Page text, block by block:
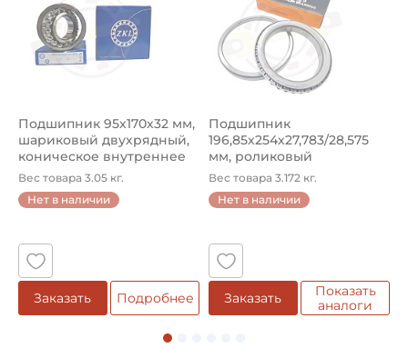
Подшипник 95х170х32 мм,
шариковый двухрядный,
коническое внутреннее
кол...
Вес товара 3.05 кг.
Нет в наличии
Заказать Подробнее
Подшипник
196,85х254х27,783/28,575
мм, роликовый
однорядный конический
...
Вес товара 3.172 кг.
Нет в наличии
Заказать
Показать
аналоги